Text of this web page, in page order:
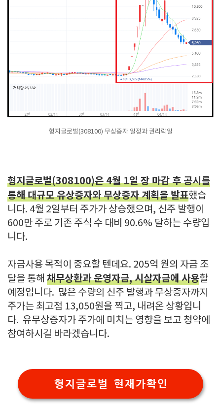
형지글로벌(308100) 무상증자 일정과 권리락일
형지글로벌(308100)은 4월 1일 장 마감 후 공시를
통해 대규모 유상증자와 무상증자 계획을 발표했습
니다. 4월 2일부터 주가가 상승했으며, 신주 발행이
600만 주로 기존 주식 수 대비 90.6% 달하는 수량입
니다.
자금사용 목적이 중요할 텐데요. 205억 원의 자금 조
달을 통해 채무상환과 운영자금, 시살자금에 사용할
예정입니다. 많은 수량의 신주 발행과 무상증자까지
주가는 최고점 13,050원을 찍고, 내려온 상황입니
다. 유무상증자가 주가에 미치는 영향을 보고 청약에
참여하시길 바라겠습니다.
형지글로벌 현재가확인